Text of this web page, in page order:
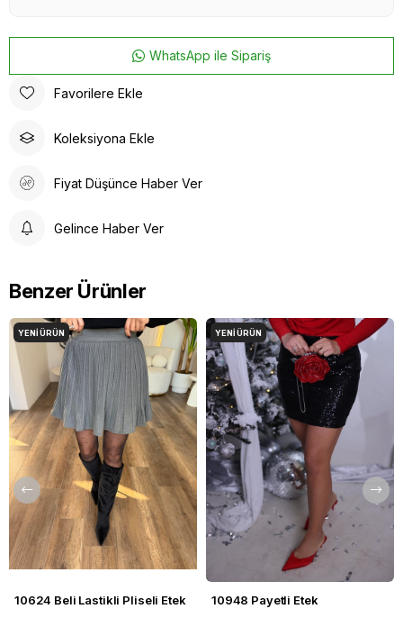
WhatsApp ile Sipariş
Favorilere Ekle
Koleksiyona Ekle
Fiyat Düşünce Haber Ver
Gelince Haber Ver
Benzer Ürünler
10624 Beli Lastikli Pliseli Etek
YENI ÜRÜN
10948 Payetli Etek
YENI ÜRÜN